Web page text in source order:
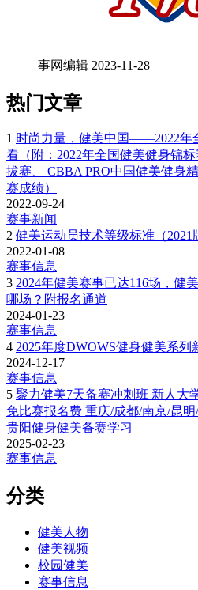
事网编辑 2023-11-28
热门文章
1 时尚力量，健美中国——2022年
看（附：2022年全国健美健身锦
拔赛、 CBBA PRO中国健美健身
赛成绩）
2022-09-24
赛事新闻
2 健美运动员技术等级标准（2021
2022-01-08
赛事信息
3 2024年健美赛事已达116场，健
哪场？附报名通道
2024-01-23
赛事信息
4 2025年度DWOWS健身健美系列
2024-12-17
赛事信息
5 聚力健美7天备赛冲刺班 新人大
免比赛报名费 重庆/成都/南京/昆
贵阳健身健美备赛学习
2025-02-23
赛事信息
分类
健美人物
健美视频
校园健美
赛事信息